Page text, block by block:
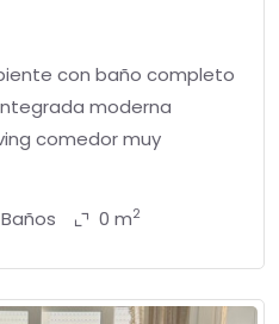
con baño completo
moderna
comedor muy
Baños 0 m2